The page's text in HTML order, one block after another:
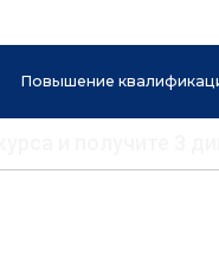
Повышение